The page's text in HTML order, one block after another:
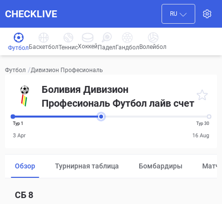
CHECKLIVE RU
Футбол БаскетболТеннисХоккей ПаделГандбол Волейбол
Футбол /Дивизион Професиональ
Боливия Дивизион
Професиональ Футбол лайв счет
Тур 1 Тур 30
3 Apr 16 Aug
Обзор Турнирная таблица Бомбардиры
СБ8